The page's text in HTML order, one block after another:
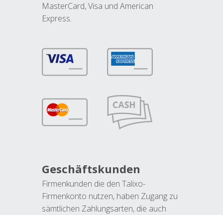
MasterCard, Visa und American
Express.
Geschäftskunden
Firmenkunden die den Talixo-
Firmenkonto nutzen, haben Zugang zu
sämtlichen Zahlungsarten, die auch